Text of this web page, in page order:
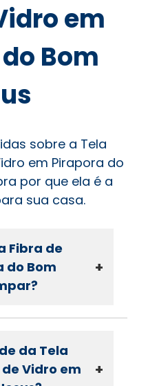
em
Bom
sobre a Tela
em Pirapora do
por que ela é a
sua casa.
Fibra de
do Bom
+
da Tela
Vidro em
+